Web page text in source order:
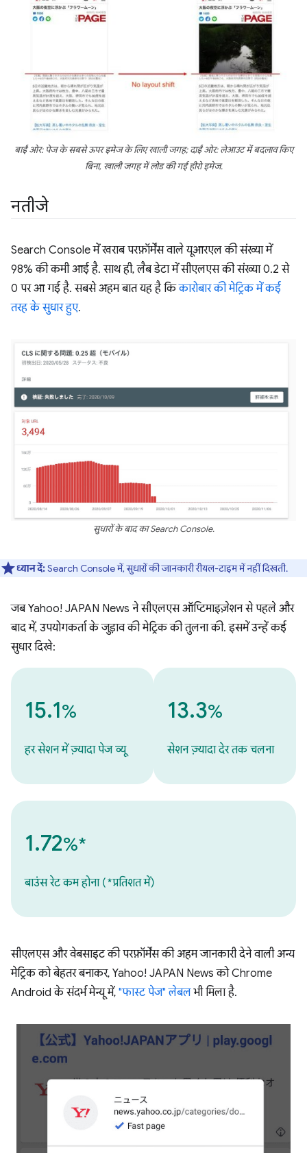
बाईं ओर: पेज के सबसे ऊपर इमेज के लिए खाली जगह; दाईं ओर: लेआउट में बदलाव किए
बिना, खाली जगह में लोड की गई हीरो इमेज.
नतीजे
Search Console में खराब परफ़ॉर्मेंस वाले यूआरएल की संख्या में
98% की कमी आई है. साथ ही, लैब डेटा में सीएलएस की संख्या 0.2 से
0 पर आ गई है. सबसे अहम बात यह है किकारोबार की मेट्रिक में कई
तरह के सुधार हुए.
सुधारों के बाद का Search Console.
ध्यान दें:Search Console में, सुधारों की जानकारी रीयल-टाइम में नहीं दिखती.
जब Yahoo! JAPAN News ने सीएलएस ऑप्टिमाइज़ेशन से पहले और
बाद में, उपयोगकर्ता के जुड़ाव की मेट्रिक की तुलना की. इसमें उन्हें कई
सुधार दिखे:
15.1%
हर सेशन में ज़्यादा पेज व्यू
13.3%
सेशन ज़्यादा देर तक चलना
1.72%*
बाउंस रेट कम होना (*प्रतिशत में)
सीएलएस और वेबसाइट की परफ़ॉर्मेंस की अहम जानकारी देने वाली अन्य
मेट्रिक को बेहतर बनाकर, Yahoo! JAPAN News को Chrome
Android के संदर्भ मेन्यू में, "फास्ट पेज" लेबलभी मिला है.